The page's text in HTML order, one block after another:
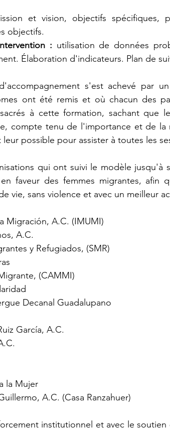
et vision, objectifs spécifiques,
objectifs.
: utilisation de données
Élaboration d'indicateurs. Plan de
s'est achevé par
ont été remis et où chacun des
à cette formation, sachant que
compte tenu de l'importance et de la
possible pour assister à toutes les
qui ont suivi le modèle jusqu'à
faveur des femmes migrantes, afin
vie, sans violence et avec un meilleur
Migración, A.C. (IMUMI)
A.C.
y Refugiados, (SMR)
(CAMMI)
Decanal Guadalupano
García, A.C.
la Mujer
A.C. (Casa Ranzahuer)
institutionnel et avec le